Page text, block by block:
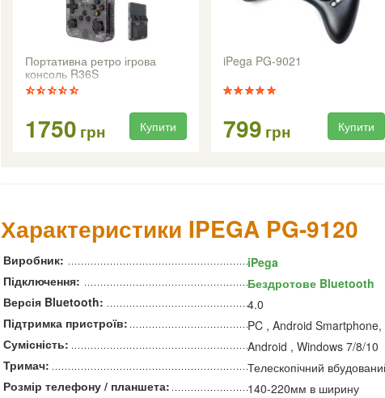
Портативна ретро ігрова
консоль R36S
1750 грн Купити
iPega PG-9021
799 грн Купити
Характеристики IPEGA PG-9120
Виробник:
iPega
Підключення:
Бездротове Bluetooth
Версія Bluetooth:
4.0
Підтримка пристроїв:
PC , Android
Сумісність:
Android , Windows 7/8/10
Тримач:
Телескопічний
Розмір телефону / планшета:
140-220мм в ширину